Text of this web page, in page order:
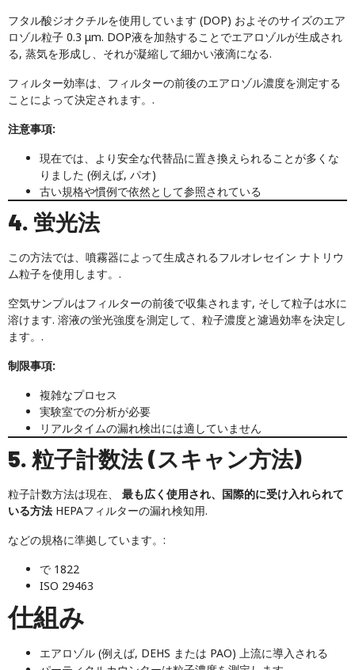
フタル酸ジオクチルを使用しています (DOP) およそのサイズのエア
ロゾル粒子 0.3 μm. DOP液を加熱することでエアロゾルが生成され
る, 蒸気を形成し、それが凝縮して細かい液滴になる.
フィルター効率は、フィルターの前後のエアロゾル濃度を測定する
ことによって決定されます。.
注意事項:
現在では、より安全な代替品に置き換えられることが多くな
りました (例えば, パオ)
古い規格や慣例で依然として参照されている
4. 蛍光法
この方法では、噴霧器によって生成されるフルオレセイン ナトリウ
ム粒子を使用します。.
空気サンプルはフィルターの前後で収集されます, そして粒子は水に
溶けます. 溶液の蛍光強度を測定して、粒子濃度と濾過効率を決定し
ます。.
制限事項:
複雑なプロセス
実験室での分析が必要
リアルタイムの漏れ検出には適していません
5. 粒子計数法 (スキャン方法)
粒子計数方法は現在、 最も広く使用され、国際的に受け入れられて
いる方法 HEPAフィルターの漏れ検知用.
などの規格に準拠しています。:
で 1822
ISO 29463
仕組み
エアロゾル (例えば, DEHS または PAO) 上流に導入される